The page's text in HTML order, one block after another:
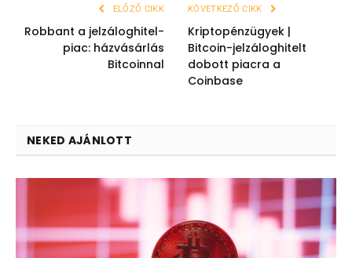
ELŐZŐ CIKK
Robbant a jelzáloghitel-
piac: házvásárlás
Bitcoinnal
KÖVETKEZŐ CIKK
Kriptopénzügyek |
Bitcoin-jelzáloghitelt
dobott piacra a
Coinbase
NEKED AJÁNLOTT